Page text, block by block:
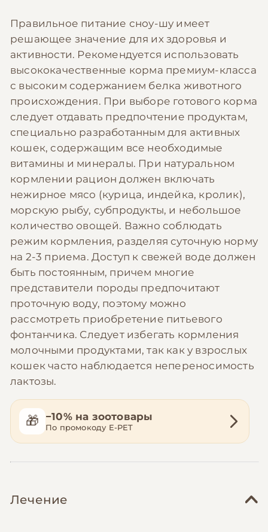
Правильное питание сноу-шу имеет
решающее значение для их здоровья и
активности. Рекомендуется использовать
высококачественные корма премиум-класса
с высоким содержанием белка животного
происхождения. При выборе готового корма
следует отдавать предпочтение продуктам,
специально разработанным для активных
кошек, содержащим все необходимые
витамины и минералы. При натуральном
кормлении рацион должен включать
нежирное мясо (курица, индейка, кролик),
морскую рыбу, субпродукты, и небольшое
количество овощей. Важно соблюдать
режим кормления, разделяя суточную норму
на 2-3 приема. Доступ к свежей воде должен
быть постоянным, причем многие
представители породы предпочитают
проточную воду, поэтому можно
рассмотреть приобретение питьевого
фонтанчика. Следует избегать кормления
молочными продуктами, так как у взрослых
кошек часто наблюдается непереносимость
лактозы.
🎁 −10% на зоотовары
По промокоду E-PET
Лечение